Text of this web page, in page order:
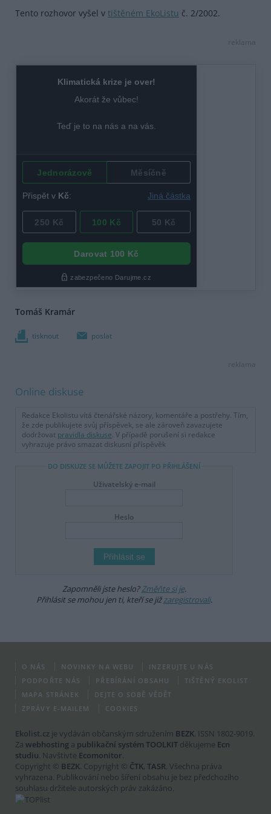
Tento rozhovor vyšel v tištěném EkoListu č. 2/2002.
reklama
Tomáš Kramár
tisknout poslat
reklama
Online diskuse
Redakce Ekolistu vítá čtenářské názory, komentáře a postřehy. Tím,
že zde publikujete svůj příspěvek, se ale zároveň zavazujete
dodržovat pravidla diskuse. V případě porušení si redakce
vyhrazuje právo smazat diskusní příspěvěk
DO DISKUZE SE MŮŽETE ZAPOJIT PO PŘIHLÁŠENÍ
Uživatelský e-mail
Heslo
Zapomněli jste heslo?Změňte si je.
Přihlásit se mohou jen ti, kteří se jižzaregistrovali.
O NÁS NOVINKY NA WEBU
INZERUJTE U NÁS
PODPOŘTE NÁS
PŘEBÍRÁNÍ OBSAHU
TIŠTĚNÝ EKOLIST
MAPA STRÁNEK
DEJTE O SOBĚ VĚDĚT
ZPRÁVY E-MAILEM
COOKIES
Ekolist.cz je vydáván občanským sdružením BEZK. ISSN 1802-9019.
Za webhosting a publikační systém TOOLKIT děkujeme Ecn
studiu. Navštivte Ecomonitor.
Copyright © BEZK. Copyright © ČTK, TASR. Všechna práva
vyhrazena. Publikování nebo šíření obsahu je bez předchozího
souhlasu držitele autorských práv zakázáno.